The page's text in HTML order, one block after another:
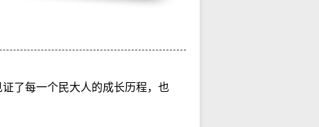
了每一个民大人的成长历程，也